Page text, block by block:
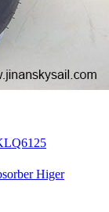
Higer